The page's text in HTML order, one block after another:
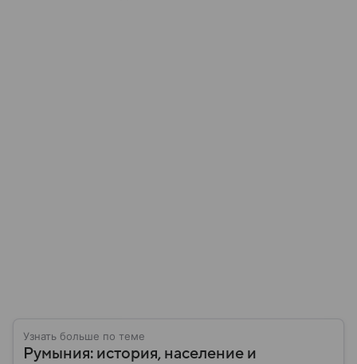
Узнать больше по теме
Румыния: история, население и